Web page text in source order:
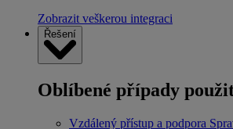
Zobrazit veškerou integraci
Řešení
Oblíbené případy
Vzdálený přístup a podpora